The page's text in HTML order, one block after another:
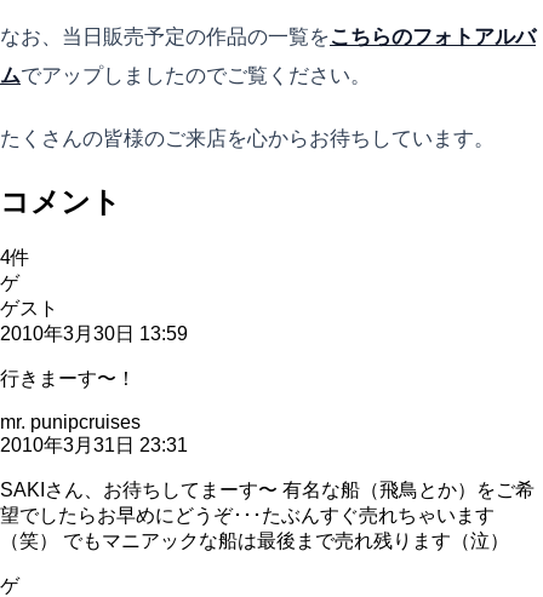
なお、当日販売予定の作品の一覧をこちらのフォトアルバ
ムでアップしましたのでご覧ください。
たくさんの皆様のご来店を心からお待ちしています。
コメント
4件
ゲ
ゲスト
2010年3月30日 13:59
行きまーす〜！
mr. punipcruises
2010年3月31日 23:31
SAKIさん、お待ちしてまーす〜 有名な船（飛鳥とか）をご希
望でしたらお早めにどうぞ･･･たぶんすぐ売れちゃいます
（笑） でもマニアックな船は最後まで売れ残ります（泣）
ゲ